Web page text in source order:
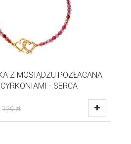
Z MOSIĄDZU POZŁACANA
- SERCA
129zł